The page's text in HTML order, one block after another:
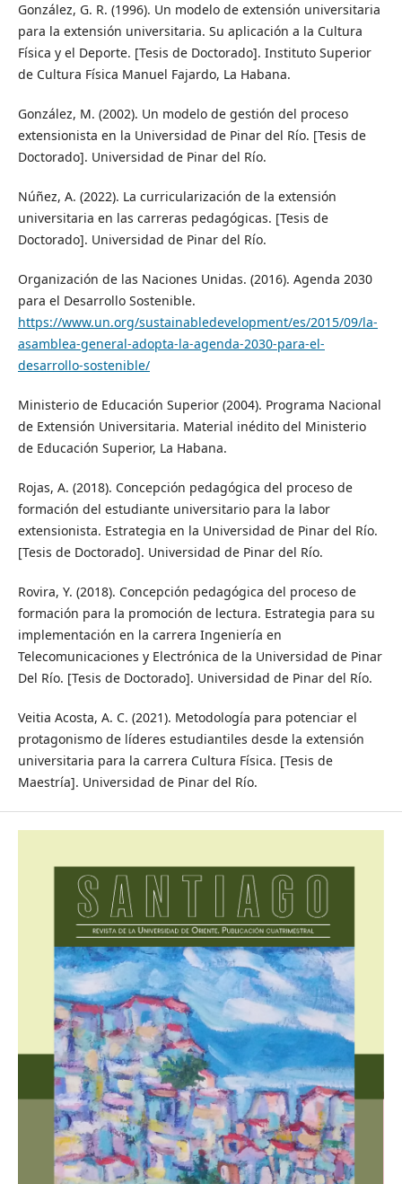
González, G. R. (1996). Un modelo de extensión universitaria
para la extensión universitaria. Su aplicación a la Cultura
Física y el Deporte. [Tesis de Doctorado]. Instituto Superior
de Cultura Física Manuel Fajardo, La Habana.
González, M. (2002). Un modelo de gestión del proceso
extensionista en la Universidad de Pinar del Río. [Tesis de
Doctorado]. Universidad de Pinar del Río.
Núñez, A. (2022). La curricularización de la extensión
universitaria en las carreras pedagógicas. [Tesis de
Doctorado]. Universidad de Pinar del Río.
Organización de las Naciones Unidas. (2016). Agenda 2030
para el Desarrollo Sostenible.
https://www.un.org/sustainabledevelopment/es/2015/09/la-
asamblea-general-adopta-la-agenda-2030-para-el-
desarrollo-sostenible/
Ministerio de Educación Superior (2004). Programa Nacional
de Extensión Universitaria. Material inédito del Ministerio
de Educación Superior, La Habana.
Rojas, A. (2018). Concepción pedagógica del proceso de
formación del estudiante universitario para la labor
extensionista. Estrategia en la Universidad de Pinar del Río.
[Tesis de Doctorado]. Universidad de Pinar del Río.
Rovira, Y. (2018). Concepción pedagógica del proceso de
formación para la promoción de lectura. Estrategia para su
implementación en la carrera Ingeniería en
Telecomunicaciones y Electrónica de la Universidad de Pinar
Del Río. [Tesis de Doctorado]. Universidad de Pinar del Río.
Veitia Acosta, A. C. (2021). Metodología para potenciar el
protagonismo de líderes estudiantiles desde la extensión
universitaria para la carrera Cultura Física. [Tesis de
Maestría]. Universidad de Pinar del Río.